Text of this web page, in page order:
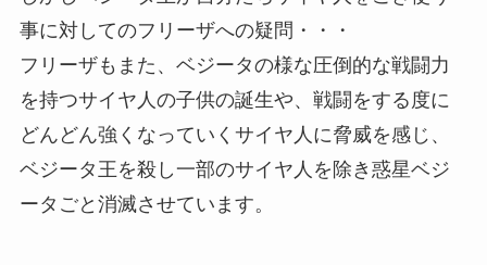
事に対してのフリーザへの疑問・・・
フリーザもまた、ベジータの様な圧倒的な戦闘力
を持つサイヤ人の子供の誕生や、戦闘をする度に
どんどん強くなっていくサイヤ人に脅威を感じ、
ベジータ王を殺し一部のサイヤ人を除き惑星ベジ
ータごと消滅させています。